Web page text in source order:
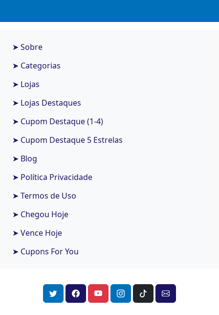
➤ Sobre
➤ Categorias
➤ Lojas
➤ Lojas Destaques
➤ Cupom Destaque (1-4)
➤ Cupom Destaque 5 Estrelas
➤ Blog
➤ Política Privacidade
➤ Termos de Uso
➤ Chegou Hoje
➤ Vence Hoje
➤ Cupons For You